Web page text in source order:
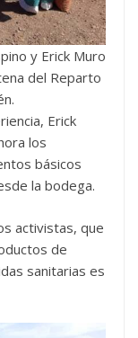
y Erick Muro
del Reparto
Erick
los
básicos
la bodega.
activistas, que
de
sanitarias es